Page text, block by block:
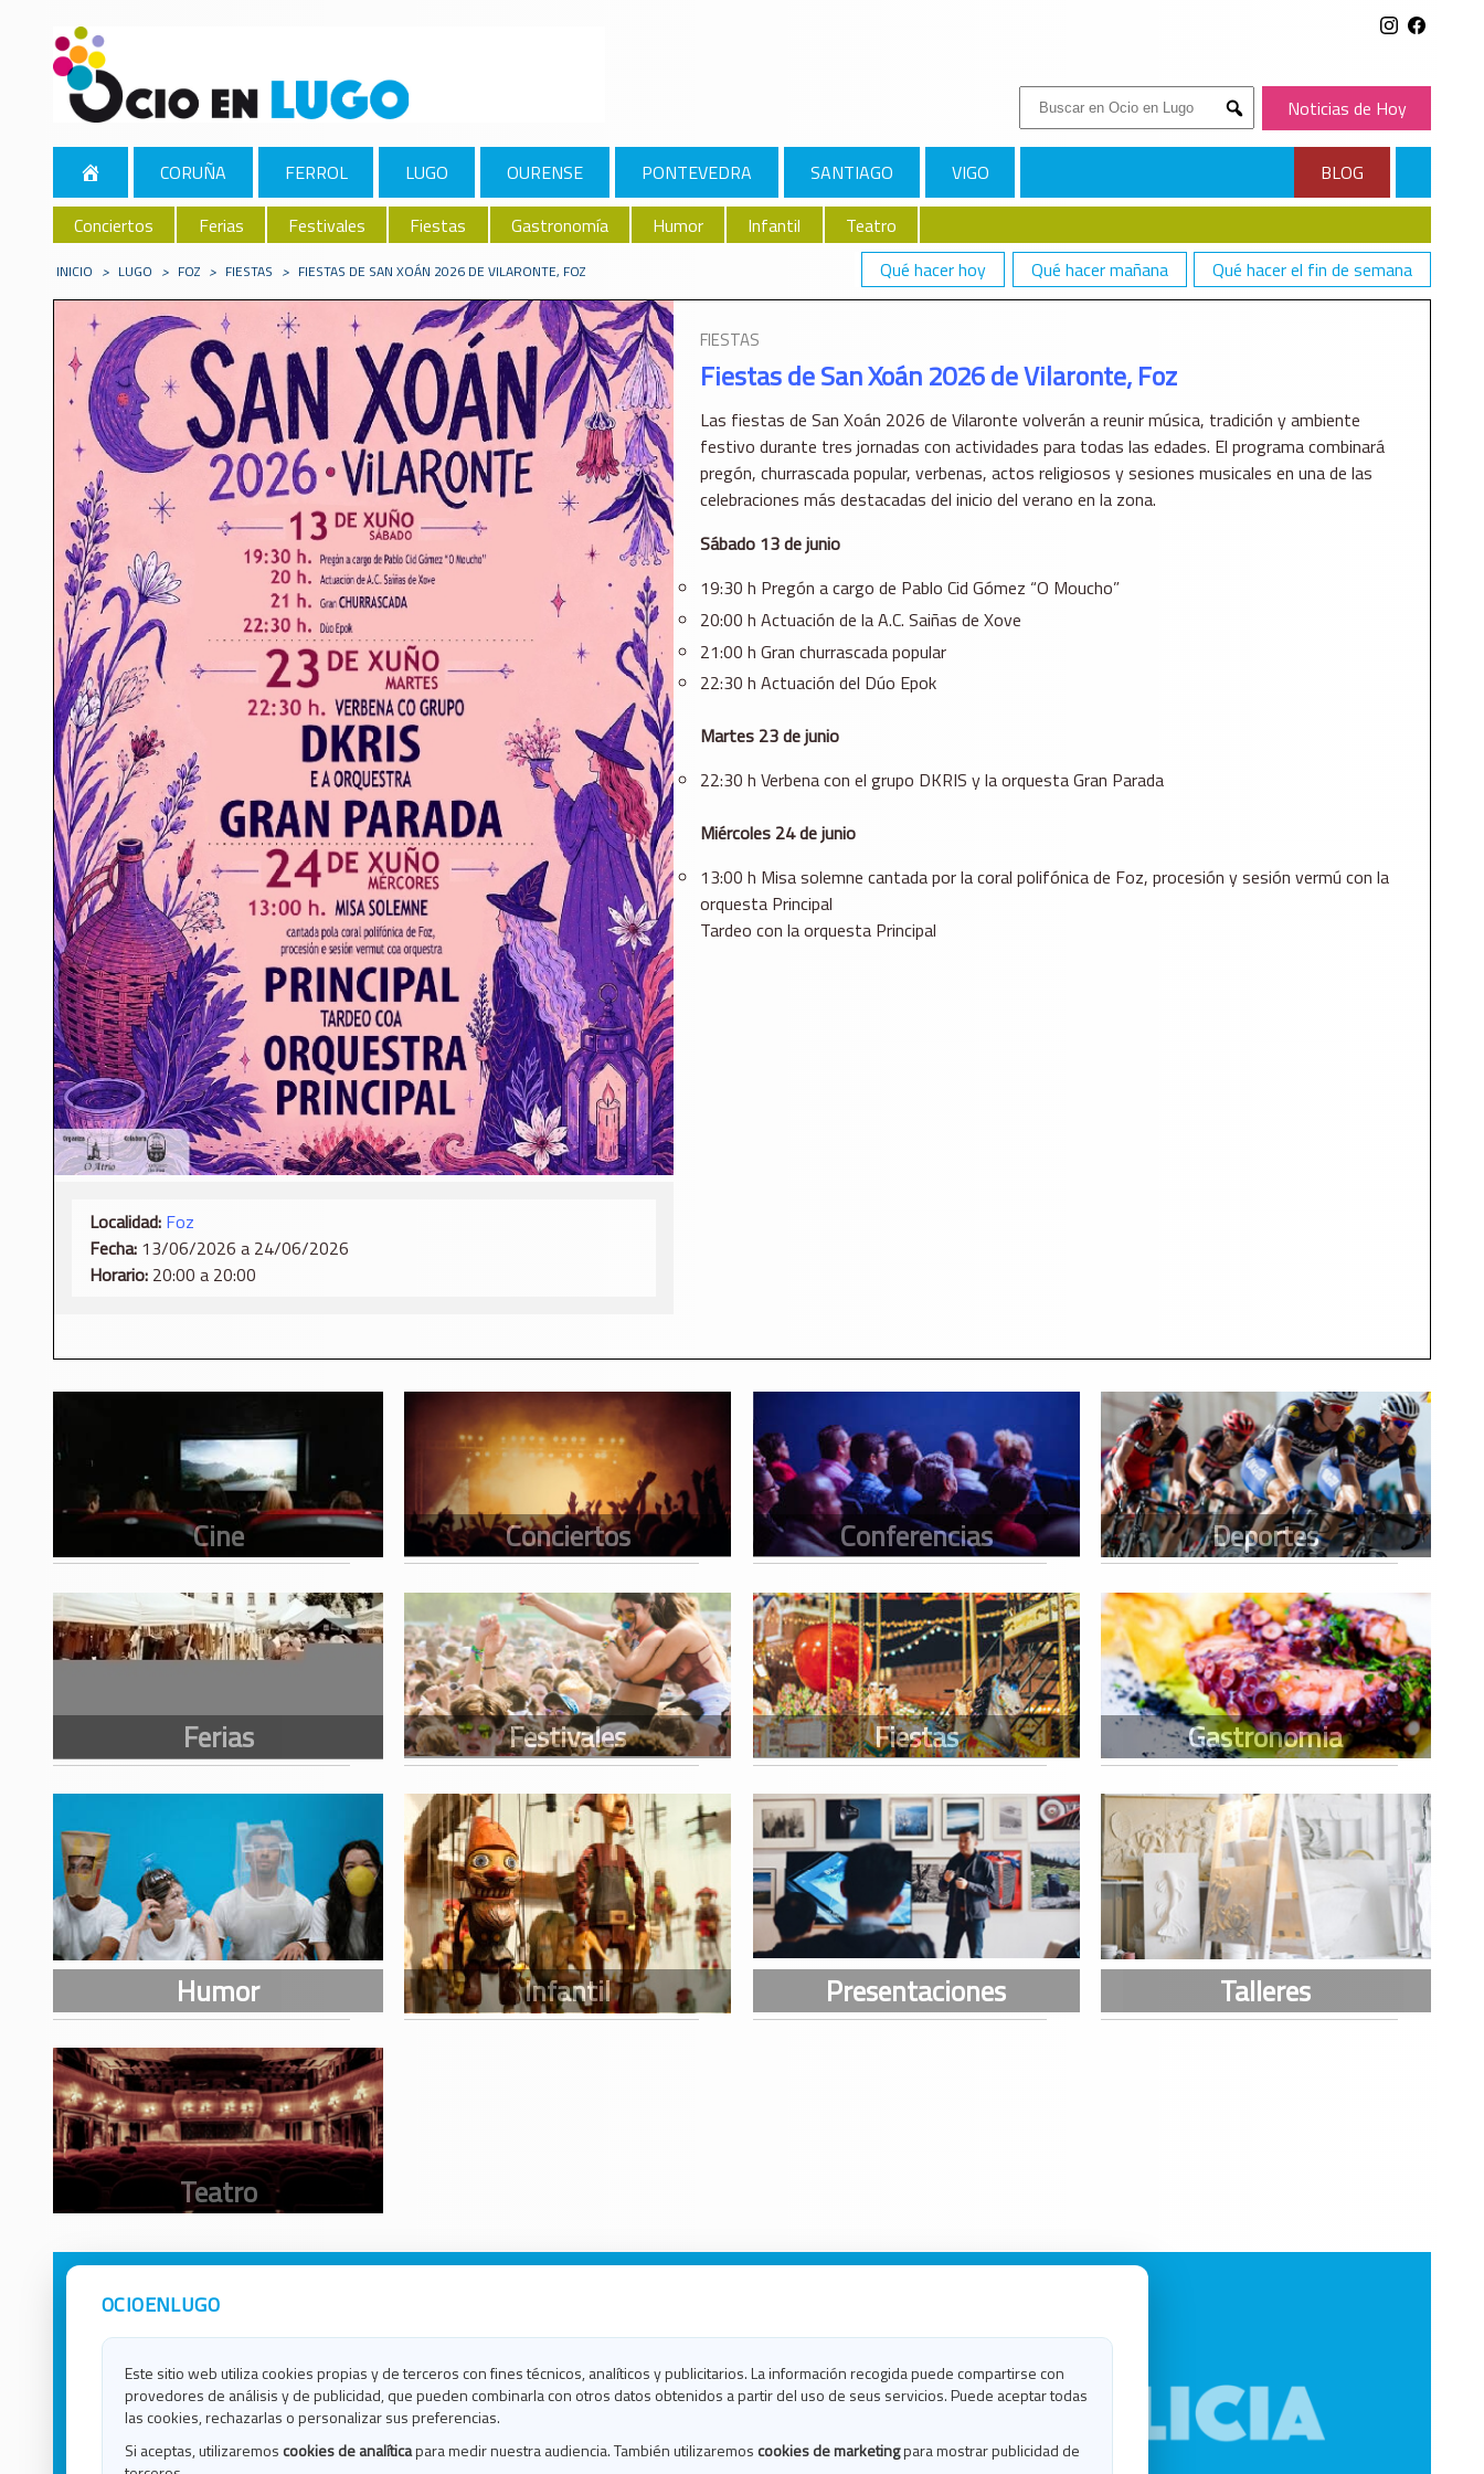
Buscar:
Submit
Noticias de Hoy
CORUÑA FERROL LUGO OURENSE PONTEVEDRA SANTIAGO VIGO
BLOG
Conciertos
Ferias Festivales Fiestas Gastronomía Humor Infantil
Teatro
Qué hacer hoy
Qué hacer mañana Qué hacer el fin de semana
INICIO > LUGO > FOZ > FIESTAS > FIESTAS DE SAN XOÁN 2026 DE VILARONTE, FOZ
Localidad: Foz
Fecha: 13/06/2026 a 24/06/2026
Horario: 20:00 a 20:00
FIESTAS
Fiestas de San Xoán 2026 de Vilaronte, Foz
Las fiestas de San Xoán 2026 de Vilaronte volverán a reunir música, tradición y ambiente
festivo durante tres jornadas con actividades para todas las edades. El programa combinará
pregón, churrascada popular, verbenas, actos religiosos y sesiones musicales en una de las
celebraciones más destacadas del inicio del verano en la zona.
Sábado 13 de junio
19:30 h Pregón a cargo de Pablo Cid Gómez “O Moucho”
20:00 h Actuación de la A.C. Saiñas de Xove
21:00 h Gran churrascada popular
22:30 h Actuación del Dúo Epok
Martes 23 de junio
22:30 h Verbena con el grupo DKRIS y la orquesta Gran Parada
Miércoles 24 de junio
13:00 h Misa solemne cantada por la coral polifónica de Foz, procesión y sesión vermú con la
orquesta Principal
Tardeo con la orquesta Principal
OCIOENLUGO
Este sitio web utiliza cookies propias y de terceros con fines técnicos, analíticos y publicitarios. La información recogida puede compartirse con
provedores de análisis y de publicidad, que pueden combinarla con otros datos obtenidos a partir del uso de seus servicios. Puede aceptar todas
las cookies, rechazarlas o personalizar sus preferencias.
Si aceptas, utilizaremos cookies de analíticapara medir nuestra audiencia. También utilizaremos cookies de marketingpara mostrar publicidad de
Avisos Legales
Política de Cookies
Ocio en Lugo
Ocio en Ourense
Ocio en Santiago